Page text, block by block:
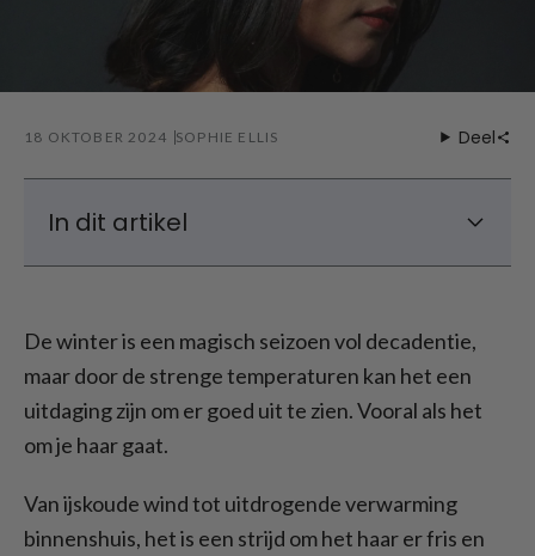
18 OKTOBER 2024 SOPHIE ELLIS Deel
In dit artikel
Winter Tips voor haarverzorging
De winter is een magisch seizoen vol decadentie,
maar door de strenge temperaturen kan het een
uitdaging zijn om er goed uit te zien. Vooral als het
om je haar gaat.
Van ijskoude wind tot uitdrogende verwarming
binnenshuis, het is een strijd om het haar er fris en